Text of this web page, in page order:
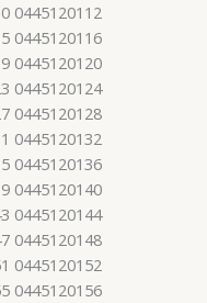
0445120112
0445120116
0445120120
0445120124
0445120128
0445120132
0445120136
0445120140
0445120144
0445120148
0445120152
0445120156